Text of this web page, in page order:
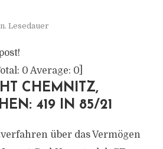
Lesedauer
0 Average: 0]
CHEMNITZ,
419 IN 85/21
über das Vermögen